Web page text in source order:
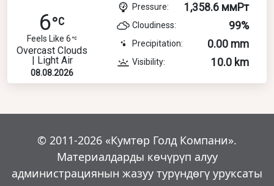
6
Feels Like 6
Overcast Clouds
| Light Air
08.08.2026
Pressure: 1,358.6 ммРт
Cloudiness: 99%
Precipitation: 0.00 mm
Visibility: 10.0 km
© 2011-2026 «Кумтөр Голд Компани».
Материалдарды көчүрүп алуу
администрациянын жазуу турүндөгү уруксаты